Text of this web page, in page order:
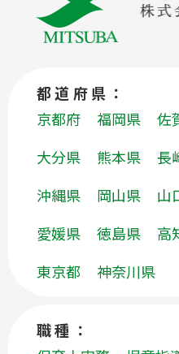
都道府県：
京都府
福岡県 佐
大分県
熊本県 長
沖縄県
岡山県 山
愛媛県
徳島県 高
東京都
神奈川県
職種：